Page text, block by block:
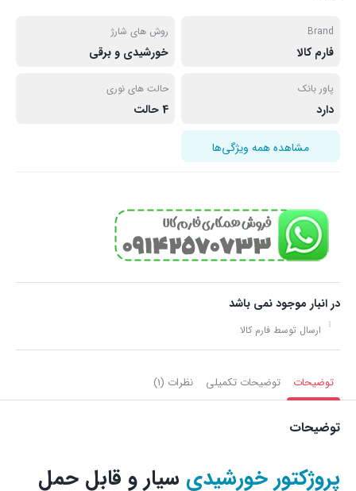
Brand
فارم کالا
روش های شارژ
خورشیدی و برقی
پاور بانک
دارد
حالت های نوری
4 حالت
مشاهده همه ویژگی‌ها
در انبار موجود نمی باشد
ارسال توسط فارم کالا
توضیحات توضیحات تکمیلی نظرات (1)
توضیحات
پروژکتور خورشیدی سیار و قابل حمل